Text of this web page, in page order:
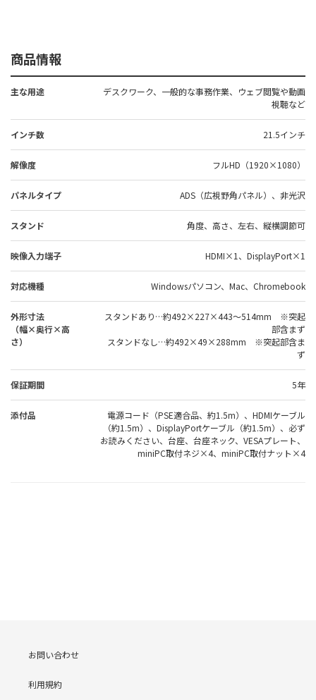
商品情報
主な用途
デスクワーク、一般的な事務作業、ウェブ閲覧や動画
視聴など
インチ数 21.5インチ
解像度 フルHD（1920×1080）
パネルタイプ ADS（広視野角パネル）、非光沢
スタンド 角度、高さ、左右、縦横調節可
映像入力端子 HDMI×1、DisplayPort×1
対応機種 Windowsパソコン、Mac、Chromebook
外形寸法
（幅×奥行×高
さ）
スタンドあり…約492×227×443～514mm ※突起
部含まず
スタンドなし…約492×49×288mm ※突起部含ま
ず
保証期間 5年
添付品
電源コード（PSE適合品、約1.5m）、HDMIケーブル
（約1.5m）、DisplayPortケーブル（約1.5m）、必ず
お読みください、台座、台座ネック、VESAプレート、
miniPC取付ネジ×4、miniPC取付ナット×4
お問い合わせ
利用規約